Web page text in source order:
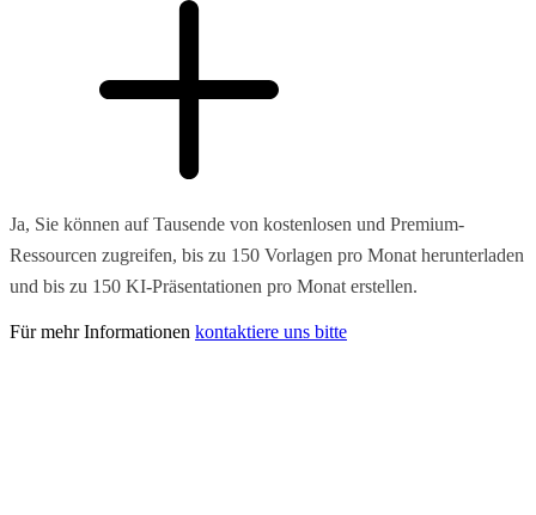
Ja, Sie können auf Tausende von kostenlosen und Premium-
Ressourcen zugreifen, bis zu 150 Vorlagen pro Monat herunterladen
und bis zu 150 KI-Präsentationen pro Monat erstellen.
Für mehr Informationen kontaktiere uns bitte